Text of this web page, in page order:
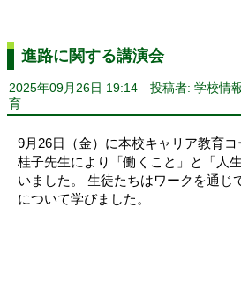
進路に関する講演会
2025年09月26日 19:14 投稿者: 学校情
育
9月26日（金）に本校キャリア教育
桂子先生により「働くこと」と「人
いました。 生徒たちはワークを通じ
について学びました。